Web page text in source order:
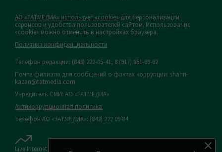
АО «ТАТМЕДИА» использует «cookie» для персонализации
сервисов и удобства пользователей сайтом. Использование
«cookie» можно отменить в настройках браузера.
Политика конфиденциальности
Телефон редакции: (843) 222-05-41, 8 (917) 851-69-62
Почта филиала для сообщений о фактах коррупции: shahri-
kazan@tatmedia.com
Учредитель СМИ: АО «ТАТМЕДИА»
Антикоррупционная политика
Телефон АО «ТАТМЕДИА»: (843) 222 09 84
Live Internet